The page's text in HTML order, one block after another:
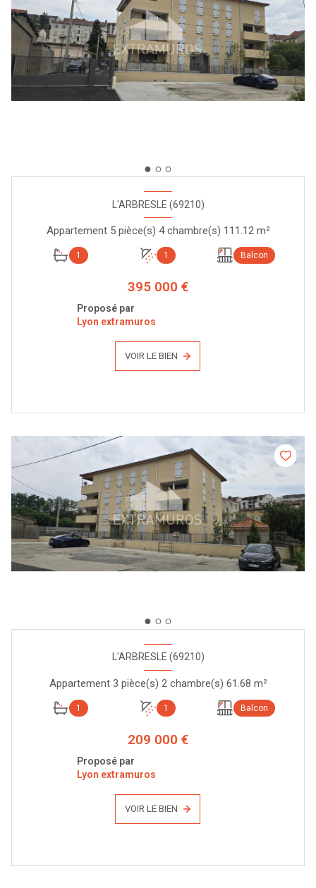
L'ARBRESLE (69210)
Appartement 5 pièce(s) 4 chambre(s) 111.12 m²
1 1 Balcon
395 000 €
Proposé par
Lyon extramuros
VOIR LE BIEN
L'ARBRESLE (69210)
Appartement 3 pièce(s) 2 chambre(s) 61.68 m²
1 1 Balcon
209 000 €
Proposé par
Lyon extramuros
VOIR LE BIEN